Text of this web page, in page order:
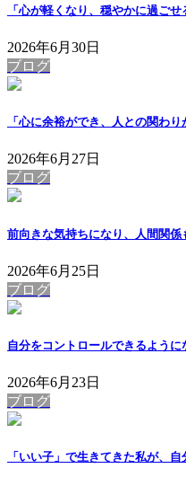
「心が軽くなり、穏やかに過ごせ
2026年6月30日
ブログ
「心に余裕ができ、人との関わり
2026年6月27日
ブログ
前向きな気持ちになり、人間関係
2026年6月25日
ブログ
自分をコントロールできるよう
2026年6月23日
ブログ
「いい子」で生きてきた私が、